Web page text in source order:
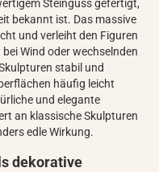
Steinguss gefertigt,
bekannt ist. Das massive
und verleiht den Figuren
Wind oder wechselnden
stabil und
häufig leicht
und elegante
an klassische Skulpturen
edle Wirkung.
dekorative